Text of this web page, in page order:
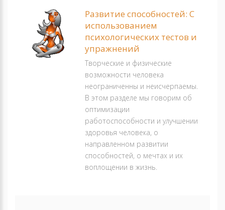
Развитие способностей: С
использованием
психологических тестов и
упражнений
Творческие и физические
возможности человека
неограниченны и неисчерпаемы.
В этом разделе мы говорим об
оптимизации
работоспособности и улучшении
здоровья человека, о
направленном развитии
способностей, о мечтах и их
воплощении в жизнь.